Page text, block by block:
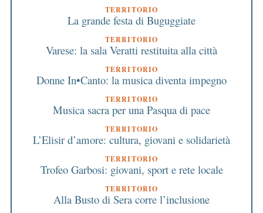
TERRITORIO
La grande festa di Buguggiate
TERRITORIO
Varese: la sala Veratti restituita alla città
TERRITORIO
Donne In•Canto: la musica diventa impegno
TERRITORIO
Musica sacra per una Pasqua di pace
TERRITORIO
L’Elisir d’amore: cultura, giovani e solidarietà
TERRITORIO
Trofeo Garbosi: giovani, sport e rete locale
TERRITORIO
Alla Busto di Sera corre l’inclusione